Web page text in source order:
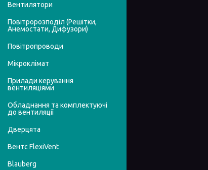
Вентилятори
Повітророзподіл (Решітки,
Анемостати, Дифузори)
Повітропроводи
Мікроклімат
Прилади керування
вентиляціями
Обладнання та комплектуючі
до вентиляції
Дверцята
Вентс FlexiVent
Blauberg